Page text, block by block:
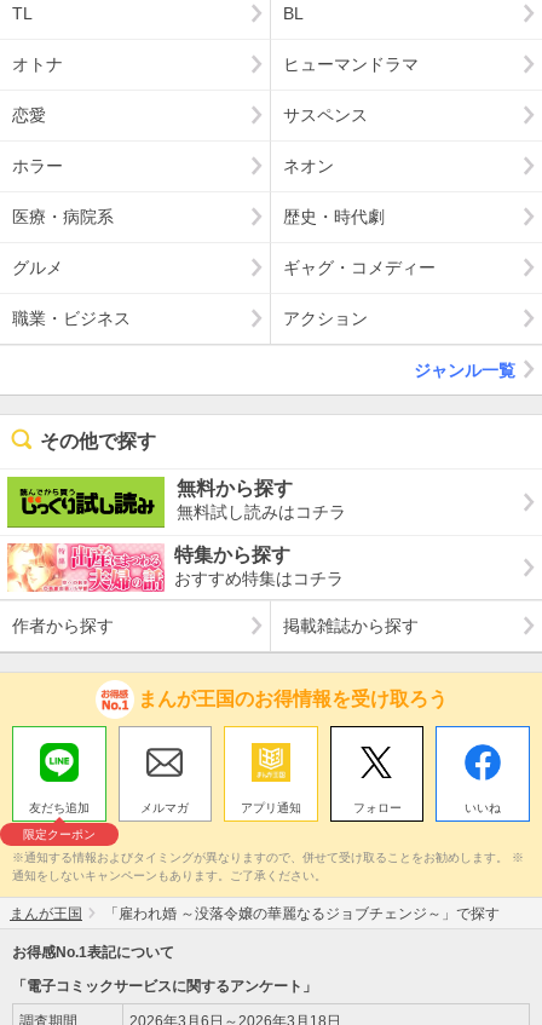
TL BL
オトナ ヒューマンドラマ
恋愛 サスペンス
ホラー ネオン
医療・病院系 歴史・時代劇
グルメ ギャグ・コメディー
職業・ビジネス アクション
ジャンル一覧
その他で探す
無料から探す
無料試し読みはコチラ
特集から探す
おすすめ特集はコチラ
作者から探す 掲載雑誌から探す
まんが王国のお得情報を受け取ろう
友だち追加
限定クーポン
メルマガ アプリ通知 フォロー いいね
※通知する情報およびタイミングが異なりますので、併せて受け取ることをお勧めします。 ※
通知をしないキャンペーンもあります。ご了承ください。
まんが王国 「雇われ婚 ～没落令嬢の華麗なるジョブチェンジ～」で探す
お得感No.1表記について
「電子コミックサービスに関するアンケート」
調査期間 2026年3月6日～2026年3月18日